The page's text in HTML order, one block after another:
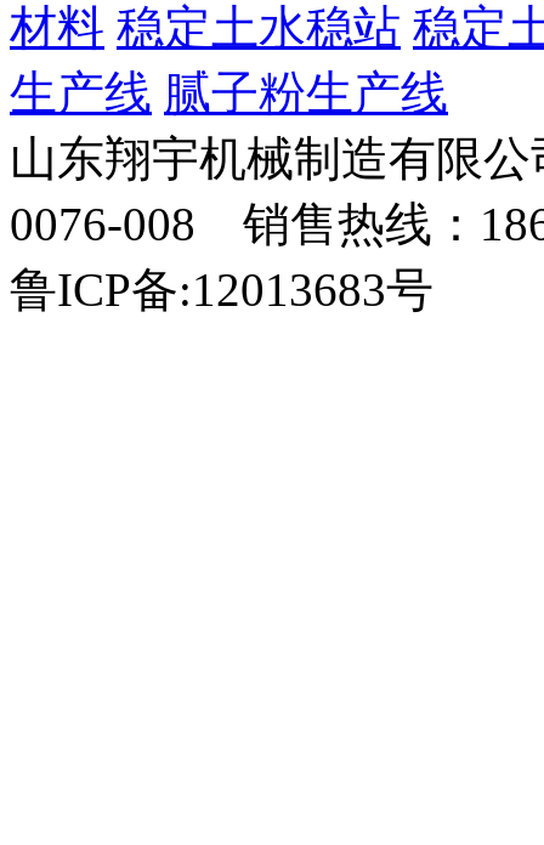
材料 稳定土水稳站 稳定
生产线 腻子粉生产线
山东翔宇机械制造有限
0076-008 销售热线：
鲁ICP备:12013683号